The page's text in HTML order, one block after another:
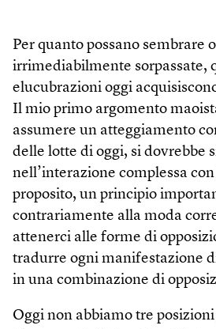
Per quanto possano sembrare
irrimediabilmente sorpassate,
elucubrazioni oggi
Il mio primo argomento
assumere un atteggiamento
delle lotte di oggi, si dovrebbe
nell’interazione complessa
proposito, un principio
contrariamente alla moda
attenerci alle forme di
tradurre ogni manifestazione
in una combinazione di
Oggi non abbiamo tre